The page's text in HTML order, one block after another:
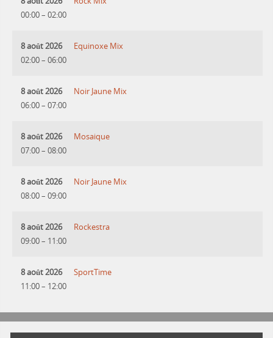
00:00– 02:00
8 août 2026
02:00– 06:00
Equinoxe Mix
8 août 2026
06:00– 07:00
Noir Jaune Mix
8 août 2026
07:00– 08:00
Mosaique
8 août 2026
08:00– 09:00
Noir Jaune Mix
8 août 2026
09:00– 11:00
Rockestra
8 août 2026
11:00– 12:00
SportTime